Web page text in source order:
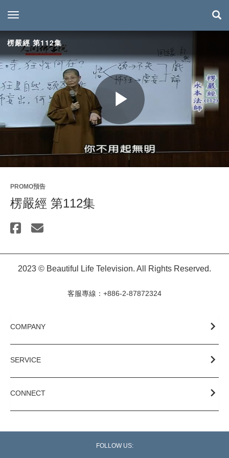
toggle navigation
楞嚴經 第112集
Play
Video
PROMO預告
楞嚴經 第112集
2023 © Beautiful Life Television. All Rights Reserved.
客服專線：+886-2-87872324
COMPANY
SERVICE
CONNECT
FOLLOW US: